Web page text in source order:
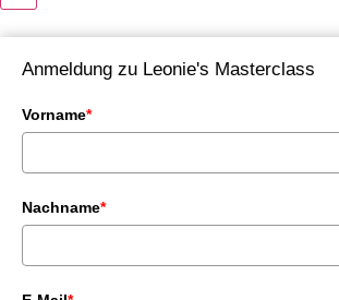
Anmeldung zu Leonie's Masterclass
Vorname*
Nachname*